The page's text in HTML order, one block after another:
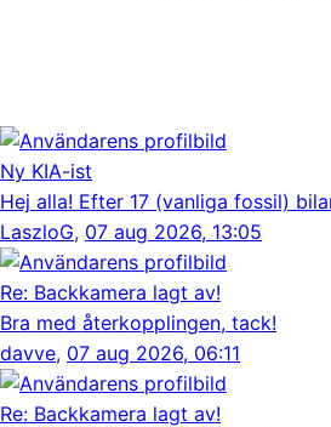
Ny KIA-ist
Hej alla! Efter 17 (vanliga fossil)
LaszloG, 07 aug 2026, 13:05
Re: Backkamera lagt av!
Bra med återkopplingen, tack!
davve, 07 aug 2026, 06:11
Re: Backkamera lagt av!